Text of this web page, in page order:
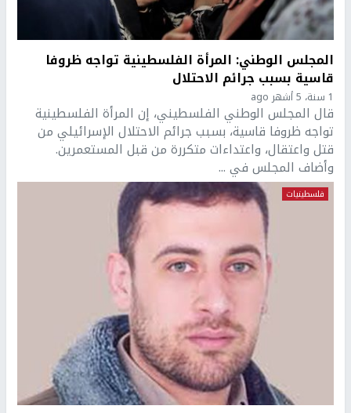
المجلس الوطني: المرأة الفلسطينية تواجه ظروفا
قاسية بسبب جرائم الاحتلال
1 سنة، 5 أشهر ago
قال المجلس الوطني الفلسطيني، إن المرأة الفلسطينية
تواجه ظروفا قاسية، بسبب جرائم الاحتلال الإسرائيلي من
قتل واعتقال، واعتداءات متكررة من قبل المستعمرين.
وأضاف المجلس في ...
فلسطينيات